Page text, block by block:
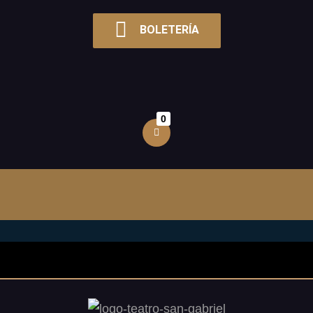
BOLETERÍA
0